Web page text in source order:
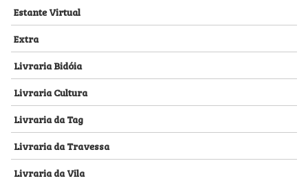
Estante Virtual
Extra
Livraria Bidóia
Livraria Cultura
Livraria da Tag
Livraria da Travessa
Livraria da Vila